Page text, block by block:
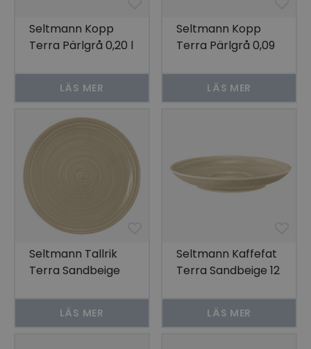
Seltmann Kopp
Terra Pärlgrå 0,20 l
LÄS MER
Seltmann Kopp
Terra Pärlgrå 0,09
LÄS MER
Seltmann Tallrik
Terra Sandbeige
LÄS MER
Seltmann Kaffefat
Terra Sandbeige 12
LÄS MER